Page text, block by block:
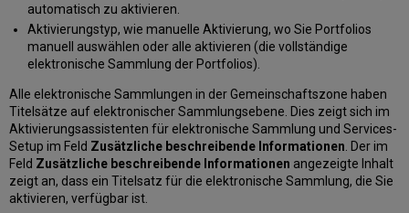
automatisch zu aktivieren.
Aktivierungstyp, wie manuelle Aktivierung, wo Sie Portfolios
manuell auswählen oder alle aktivieren (die vollständige
elektronische Sammlung der Portfolios).
Alle elektronische Sammlungen in der Gemeinschaftszone haben
Titelsätze auf elektronischer Sammlungsebene. Dies zeigt sich im
Aktivierungsassistenten für elektronische Sammlung und Services-
Setup im Feld Zusätzliche beschreibende Informationen. Der im
Feld Zusätzliche beschreibende Informationen angezeigte Inhalt
zeigt an, dass ein Titelsatz für die elektronische Sammlung, die Sie
aktivieren, verfügbar ist.